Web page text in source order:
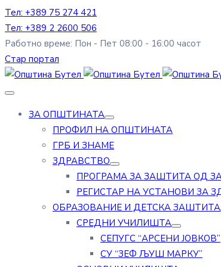
Тел: +389 75 274 421
Тел: +389 2 2600 506
Работно време: Пон - Пет 08:00 - 16:00 часот
Стар портал
ЗА ОПШТИНАТА
ПРОФИЛ НА ОПШТИНАТА
ГРБ И ЗНАМЕ
ЗДРАВСТВО
ПРОГРАМА ЗА ЗАШТИТА ОД
РЕГИСТАР НА УСТАНОВИ ЗА
ОБРАЗОВАНИЕ И ДЕТСКА ЗАШТИТА
СРЕДНИ УЧИЛИШТА
СЕПУГС “АРСЕНИ ЈОВКОВ”
СУ “ЗЕФ ЉУШ МАРКУ”